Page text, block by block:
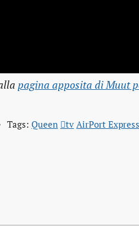
pagina apposita di Muut
Tags: Queen tv AirPort Express